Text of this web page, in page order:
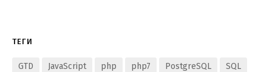
ТЕГИ
GTD JavaScript php php7 PostgreSQL
SQL